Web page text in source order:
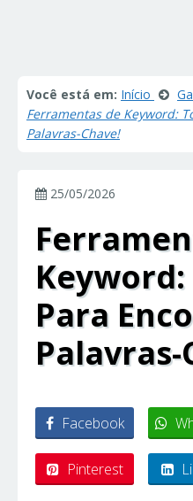
Você está em: Início
Ferramentas de Keyword:
Palavras-Chave!
25/05/2026
Keyword:
Para
Palavras-
Facebook
Pinterest